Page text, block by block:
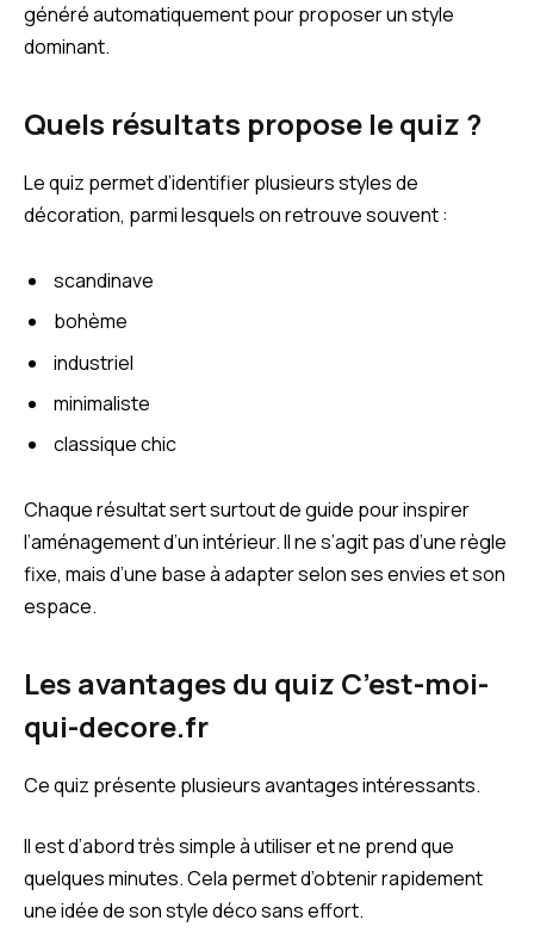
généré automatiquement pour proposer un style
dominant.
Quels résultats propose le quiz ?
Le quiz permet d’identifier plusieurs styles de
décoration, parmi lesquels on retrouve souvent :
scandinave
bohème
industriel
minimaliste
classique chic
Chaque résultat sert surtout de guide pour inspirer
l’aménagement d’un intérieur. Il ne s’agit pas d’une règle
fixe, mais d’une base à adapter selon ses envies et son
espace.
Les avantages du quiz C’est-moi-
qui-decore.fr
Ce quiz présente plusieurs avantages intéressants.
Il est d’abord très simple à utiliser et ne prend que
quelques minutes. Cela permet d’obtenir rapidement
une idée de son style déco sans effort.